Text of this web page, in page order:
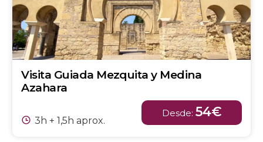
Visita Guiada Mezquita y Medina
Azahara
3h + 1,5h aprox.
Desde: 54€